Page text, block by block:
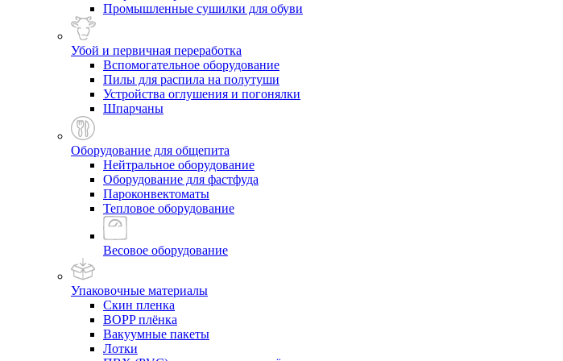
Промышленные сушилки для обуви
Убой и первичная переработка
Вспомогательное оборудование
Пилы для распила на полутуши
Устройства оглушения и погонялки
Шпарчаны
Оборудование для общепита
Нейтральное оборудование
Оборудование для фастфуда
Пароконвектоматы
Тепловое оборудование
Весовое оборудование
Упаковочные материалы
Скин пленка
BOPP плёнка
Вакуумные пакеты
Лотки